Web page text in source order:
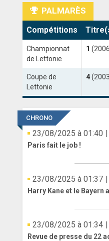
COUPE DE LA LIGUE
ANGLETERRE
ESPAGNE
ITALIE
ALLEMAGNE
RECHERCHE
PALMARÈS
Compétitions
Championnat
de Lettonie
1
Coupe de
Lettonie
4
CHRONO
23/08/2025 à 01:40
Paris fait le job !
23/08/2025 à 01:37
Harry Kane et le Bayern
23/08/2025 à 01:34
Revue de presse du 22